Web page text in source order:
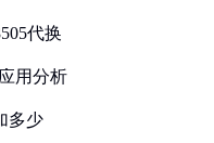
代换
用分析
多少